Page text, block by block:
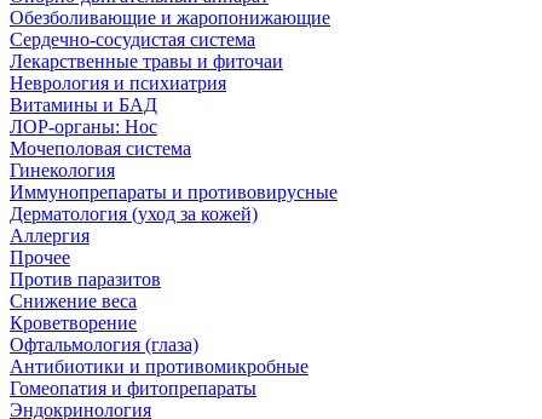
Обезболивающие и жаропонижающие
Сердечно-сосудистая система
Лекарственные травы и фиточаи
Неврология и психиатрия
Витамины и БАД
ЛОР-органы: Нос
Мочеполовая система
Гинекология
Иммунопрепараты и противовирусные
Дерматология (уход за кожей)
Аллергия
Прочее
Против паразитов
Снижение веса
Кроветворение
Офтальмология (глаза)
Антибиотики и противомикробные
Гомеопатия и фитопрепараты
Эндокринология